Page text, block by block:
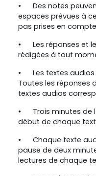
•Des notes
espaces prévues à
pas prises en
•Les réponses et
rédigées à tout
•Les textes
Toutes les réponses
textes audios
• Trois minutes de
début de chaque
•Chaque texte
pause de deux
lectures de chaque